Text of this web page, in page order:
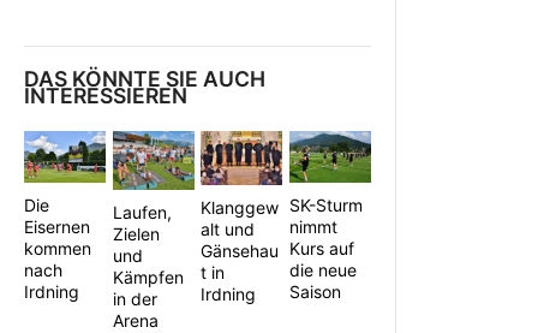
DAS KÖNNTE SIE AUCH
INTERESSIEREN
Die
Eisernen
kommen
nach
Irdning
Laufen,
Zielen
und
Kämpfen
in der
Arena
Klanggew
alt und
Gänsehau
t in
Irdning
SK-Sturm
nimmt
Kurs auf
die neue
Saison